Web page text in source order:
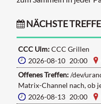
NÄCHSTE
CCC Ulm:CCC Grillen
2026-08-10 20:00
Offenes Treffen:/dev/
Matrix-Channel nach, ob
2026-08-13 20:00